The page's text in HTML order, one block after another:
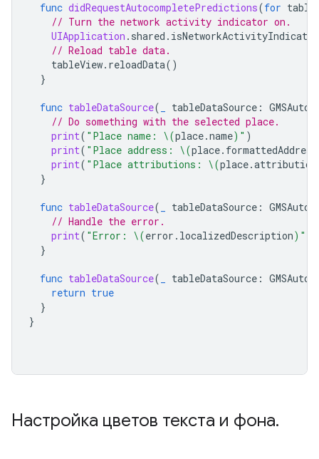
func didRequestAutocompletePredictions(for
// Turn the network activity indicator on.
UIApplication . shared .
// Reload table data.
tableView. reloadData()
}
func tableDataSource( tableDataSource :
// Do something with the selected place.
print( "Place name: \(place.name) " )
print( "Place address: \(place. formattedAddress
print( "Place attributions: \(place.
}
func tableDataSource( tableDataSource :
// Handle the error.
print( "Error: \(error . localizedDescription) "
}
func tableDataSource( tableDataSource :
return true
}
}
Настройка цветов текста и фона.